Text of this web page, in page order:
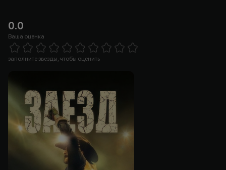
0.0
Ваша оценка
5 Stars
заполните звезды, чтобы оценить